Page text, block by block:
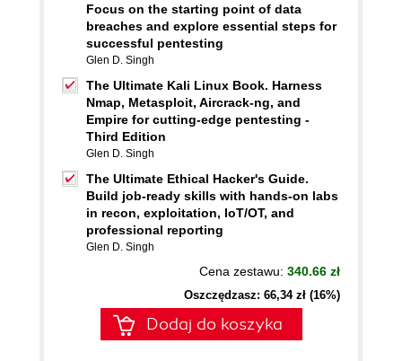
Focus on the starting point of data
breaches and explore essential steps for
successful pentesting
Glen D. Singh
The Ultimate Kali Linux Book. Harness
Nmap, Metasploit, Aircrack-ng, and
Empire for cutting-edge pentesting -
Third Edition
Glen D. Singh
The Ultimate Ethical Hacker's Guide.
Build job-ready skills with hands-on labs
in recon, exploitation, IoT/OT, and
professional reporting
Glen D. Singh
Cena zestawu: 340.66 zł
Oszczędzasz: 66,34 zł (16%)
Dodaj do koszyka